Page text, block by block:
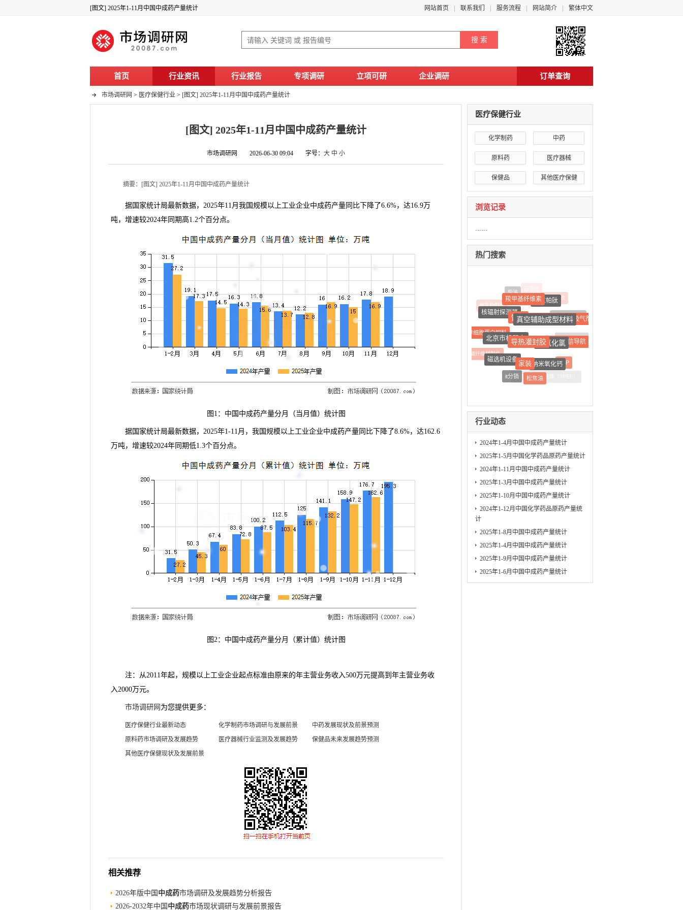
[图文] 2025年1-11月中国中成药产量统计 网站首页 联系我们 服务流程 网站简介 繁体中文
首页 行业资讯 行业报告 专项调研 立项可研 企业调研 订单查询
市场调研网 > 医疗保健行业 > [图文] 2025年1-11月中国中成药产量统计
[图文] 2025年1-11月中国中成药产量统计
市场调研网 2026-06-30 09:04 字号： 大 中 小
摘要：[图文] 2025年1-11月中国中成药产量统计
据国家统计局最新数据，2025年11月我国规模以上工业企业中成药产量同比下降了6.6%，达16.9万
吨，增速较2024年同期高1.2个百分点。
图1：中国中成药产量分月（当月值）统计图
据国家统计局最新数据，2025年1-11月，我国规模以上工业企业中成药产量同比下降了8.6%，达162.6
万吨，增速较2024年同期低1.3个百分点。
图2：中国中成药产量分月（累计值）统计图
注：从2011年起，规模以上工业企业起点标准由原来的年主营业务收入500万元提高到年主营业务收
入2000万元。
市场调研网 为您提供更多：
医疗保健行业最新动态 化学制药市场调研与发展前景
中药发展现状及前景预测
原料药市场调研及发展趋势
医疗器械行业监测及发展趋势
保健品未来发展趋势预测
其他医疗保健现状及发展前景
相关推荐
2026年版中国 中成药市场调研及发展趋势分析报告
2026-2032年中国 中成药市场现状调研与发展前景报告
医疗保健行业
化学制药 中药
原料药 医疗器械
保健品 其他医疗保健
浏览记录
……
热门搜索
柴油
羧甲基纤维素特立帕肽
石墨回收
微生物制剂
核辐射探测器
饲料
真空辅助成型材料
真空电子器件用吸气剂
密集型母线槽
单细胞蛋白饲料
北京市机器人导热灌封胶三氟化氯
船舶通信导航
轴承铜保持器
碳纤维预制件
磁选机设备家装 纳米氧化钙FEP
沉香
it分销 松焦油
热塑性聚酯弹性体（TPEE）
行业动态
2024年1-4月中国中成药产量统计
2025年1-5月中国化学药品原药产量统计
2024年1-11月中国中成药产量统计
2025年1-3月中国中成药产量统计
2025年1-10月中国中成药产量统计
2024年1-12月中国化学药品原药产量统
计
2025年1-8月中国中成药产量统计
2025年1-4月中国中成药产量统计
2025年1-9月中国中成药产量统计
2025年1-6月中国中成药产量统计